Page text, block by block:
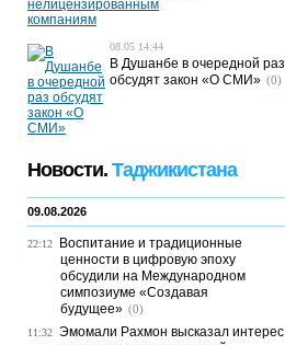
08.05 14:44
В Душанбе в очередной раз
обсудят закон «О СМИ» (0)
Новости. Таджикистана
09.08.2026
22:12
Воспитание и традиционные
ценности в цифровую эпоху
обсудили на Международном
симпозиуме «Создавая
будущее» (0)
11:32 Эмомали Рахмон высказал интерес